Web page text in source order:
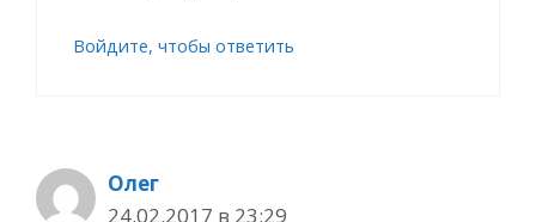
Войдите, чтобы ответить
Олег
24.02.2017 в 23:29